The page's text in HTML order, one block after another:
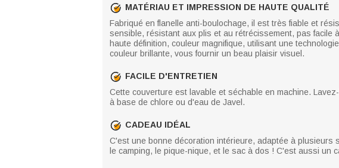
MATÉRIAU ET IMPRESSION DE HAUTE QUALITÉ
Fabriqué en flanelle anti-boulochage, il est très fiable et
sensible, résistant aux plis et au rétrécissement, pas facile
haute définition, couleur magnifique, utilisant une
couleur brillante, vous fournir un beau plaisir visuel.
FACILE D'ENTRETIEN
Cette couverture est lavable et séchable en machine.
à base de chlore ou d'eau de Javel.
CADEAU IDÉAL
C'est une bonne décoration intérieure, adaptée à plusieurs
le camping, le pique-nique, et le sac à dos ! C'est aussi un